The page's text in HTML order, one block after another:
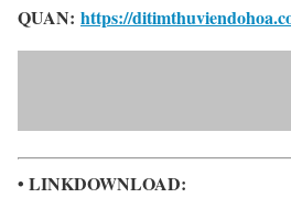
QUAN: https://
• LINKDOWNLOAD: